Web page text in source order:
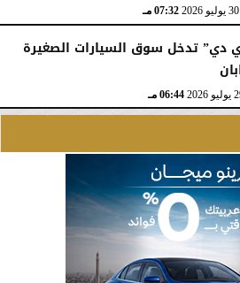
07:32 مـ
دي” تدخل سوق السيارات الصغيرة
06:44 مـ